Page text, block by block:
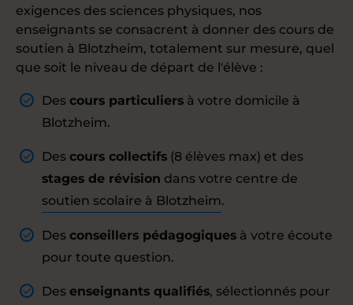
exigences des sciences physiques, nos
enseignants se consacrent à donner des cours de
soutien à Blotzheim, totalement sur mesure, quel
que soit le niveau de départ de l'élève :
Des cours particuliers à votre domicile à
Blotzheim.
Des cours collectifs (8 élèves max) et des
stages de révision dans votre centre de
soutien scolaire à Blotzheim.
Des conseillers pédagogiques à votre écoute
pour toute question.
Des enseignants qualifiés, sélectionnés pour